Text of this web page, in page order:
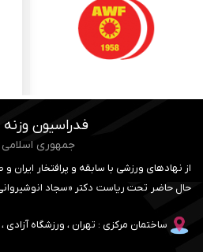
فدراسیون وزنه
جمهوری اسلامی
از نهادهای ورزشی با سابقه و پرافتخار ایران
حال حاضر تحت ریاست دکتر «سجاد
ساختمان مرکزی : تهران ، ورزشگاه آزادی